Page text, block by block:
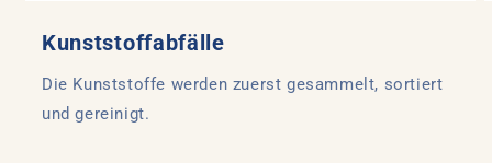
Kunststoffabfälle
Die Kunststoffe werden zuerst gesammelt, sortiert
und gereinigt.